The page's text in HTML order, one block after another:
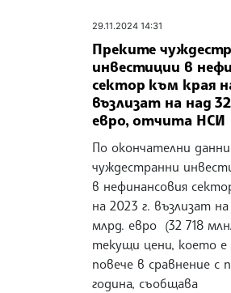
29.11.2024 14:31
Преките
инвестиции в
сектор към края
възлизат на над
евро, отчита НСИ
По окончателни
чуждестранни
в нефинансовия
на 2023 г. възлизат
млрд. евро (32 718
текущи цени, което е
повече в сравнение с
година, съобщава